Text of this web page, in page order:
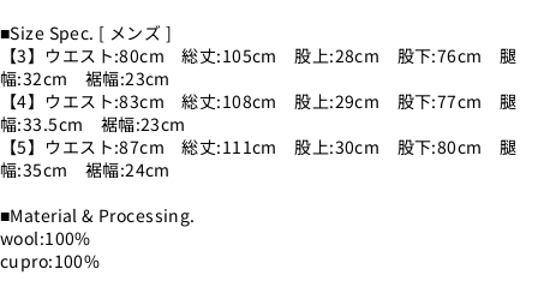
■Size Spec. [ メンズ ]
【3】ウエスト:80cm 総丈:105cm 股上:28cm 股下:76cm 腿
幅:32cm 裾幅:23cm
【4】ウエスト:83cm 総丈:108cm 股上:29cm 股下:77cm 腿
幅:33.5cm 裾幅:23cm
【5】ウエスト:87cm 総丈:111cm 股上:30cm 股下:80cm 腿
幅:35cm 裾幅:24cm
■Material & Processing.
wool:100%
cupro:100%